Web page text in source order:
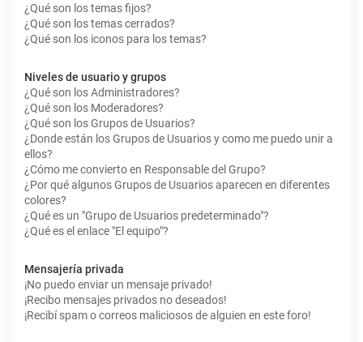
¿Qué son los temas fijos?
¿Qué son los temas cerrados?
¿Qué son los iconos para los temas?
Niveles de usuario y grupos
¿Qué son los Administradores?
¿Qué son los Moderadores?
¿Qué son los Grupos de Usuarios?
¿Donde están los Grupos de Usuarios y como me puedo unir a
ellos?
¿Cómo me convierto en Responsable del Grupo?
¿Por qué algunos Grupos de Usuarios aparecen en diferentes
colores?
¿Qué es un "Grupo de Usuarios predeterminado"?
¿Qué es el enlace "El equipo"?
Mensajería privada
¡No puedo enviar un mensaje privado!
¡Recibo mensajes privados no deseados!
¡Recibí spam o correos maliciosos de alguien en este foro!